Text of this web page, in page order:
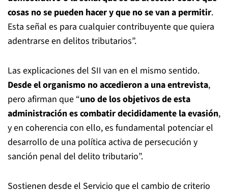
cosas no se pueden hacer y que no se van a permitir.
Esta señal es para cualquier contribuyente que quiera
adentrarse en delitos tributarios”.
Las explicaciones del SII van en el mismo sentido.
Desde el organismo no accedieron a una entrevista,
pero afirman que “uno de los objetivos de esta
administración es combatir decididamente la evasión,
y en coherencia con ello, es fundamental potenciar el
desarrollo de una política activa de persecución y
sanción penal del delito tributario”.
Sostienen desde el Servicio que el cambio de criterio